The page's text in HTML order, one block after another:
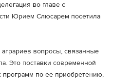
во главе с
Юрием Слюсарем посетила
вопросы, связанные
Это поставки современной
по ее приобретению,